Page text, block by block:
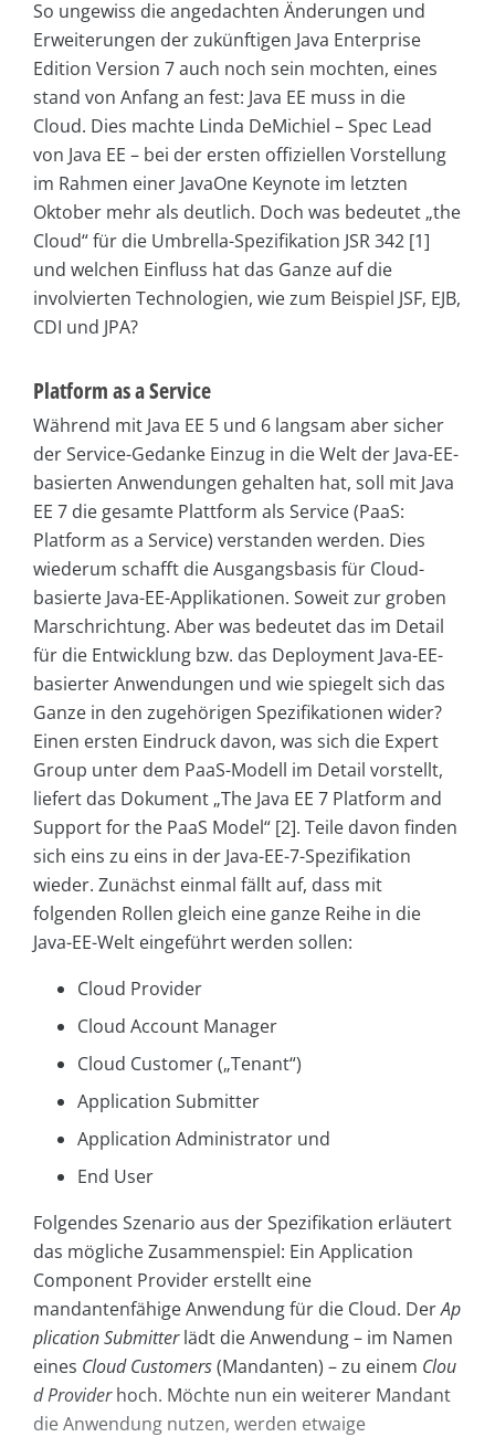
So ungewiss die angedachten Änderungen und
Erweiterungen der zukünftigen Java Enterprise
Edition Version 7 auch noch sein mochten, eines
stand von Anfang an fest: Java EE muss in die
Cloud. Dies machte Linda DeMichiel – Spec Lead
von Java EE – bei der ersten offiziellen Vorstellung
im Rahmen einer JavaOne Keynote im letzten
Oktober mehr als deutlich. Doch was bedeutet „the
Cloud“ für die Umbrella-Spezifikation JSR 342 [1]
und welchen Einfluss hat das Ganze auf die
involvierten Technologien, wie zum Beispiel JSF, EJB,
CDI und JPA?
Platform as a Service
Während mit Java EE 5 und 6 langsam aber sicher
der Service-Gedanke Einzug in die Welt der Java-EE-
basierten Anwendungen gehalten hat, soll mit Java
EE 7 die gesamte Plattform als Service (PaaS:
Platform as a Service) verstanden werden. Dies
wiederum schafft die Ausgangsbasis für Cloud-
basierte Java-EE-Applikationen. Soweit zur groben
Marschrichtung. Aber was bedeutet das im Detail
für die Entwicklung bzw. das Deployment Java-EE-
basierter Anwendungen und wie spiegelt sich das
Ganze in den zugehörigen Spezifikationen wider?
Einen ersten Eindruck davon, was sich die Expert
Group unter dem PaaS-Modell im Detail vorstellt,
liefert das Dokument „The Java EE 7 Platform and
Support for the PaaS Model“ [2]. Teile davon finden
sich eins zu eins in der Java-EE-7-Spezifikation
wieder. Zunächst einmal fällt auf, dass mit
folgenden Rollen gleich eine ganze Reihe in die
Java-EE-Welt eingeführt werden sollen:
Cloud Provider
Cloud Account Manager
Cloud Customer („Tenant“)
Application Submitter
Application Administrator und
End User
Folgendes Szenario aus der Spezifikation erläutert
das mögliche Zusammenspiel: Ein Application
Component Provider erstellt eine
mandantenfähige Anwendung für die Cloud. DerAp
plication Submitterlädt die Anwendung – im Namen
eines Cloud Customers(Mandanten) – zu einem Clou
d Providerhoch. Möchte nun ein weiterer Mandant
die Anwendung nutzen, werden etwaige